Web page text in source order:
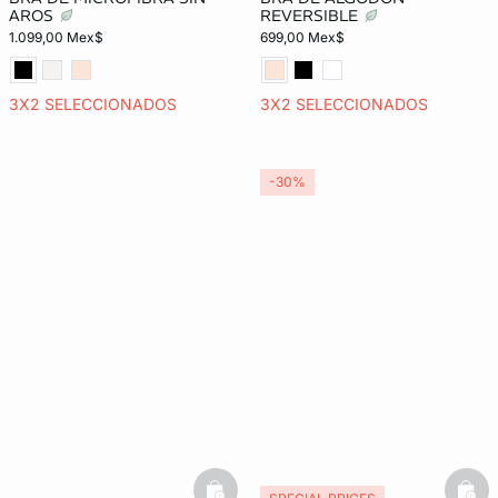
AROS
1.099,00 Mex$
3X2 SELECCIONADOS
REVERSIBLE
699,00 Mex$
3X2 SELECCIONADOS
-30%